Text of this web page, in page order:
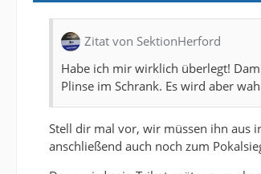
Zitat von SektionHerford
Habe ich mir wirklich überlegt!
Plinse im Schrank. Es wird aber
Stell dir mal vor, wir müssen ihn aus
anschließend auch noch zum